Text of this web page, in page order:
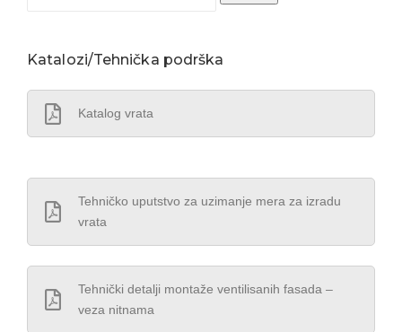
Katalozi/Tehnička podrška
Katalog vrata
Tehničko uputstvo za uzimanje mera za izradu
vrata
Tehnički detalji montaže ventilisanih fasada –
veza nitnama